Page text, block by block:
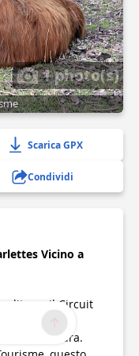
1 photo(s)
Scarica GPX
Condividi
Vicino a
il Circuit
della natura.